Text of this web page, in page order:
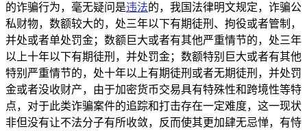
的诈骗行为，毫无疑问是违法的，我国法律明文规定，诈骗公
私财物，数额较大的，处三年以下有期徒刑、拘役或者管制，
并处或者单处罚金；数额巨大或者有其他严重情节的，处三年
以上十年以下有期徒刑，并处罚金；数额特别巨大或者有其他
特别严重情节的，处十年以上有期徒刑或者无期徒刑，并处罚
金或者没收财产，由于加密货币交易具有特殊性和跨境性等特
点，对于此类诈骗案件的追踪和打击存在一定难度，这一现状
非但没有让不法分子有所收敛，反而使其更加肆无忌惮，有恃